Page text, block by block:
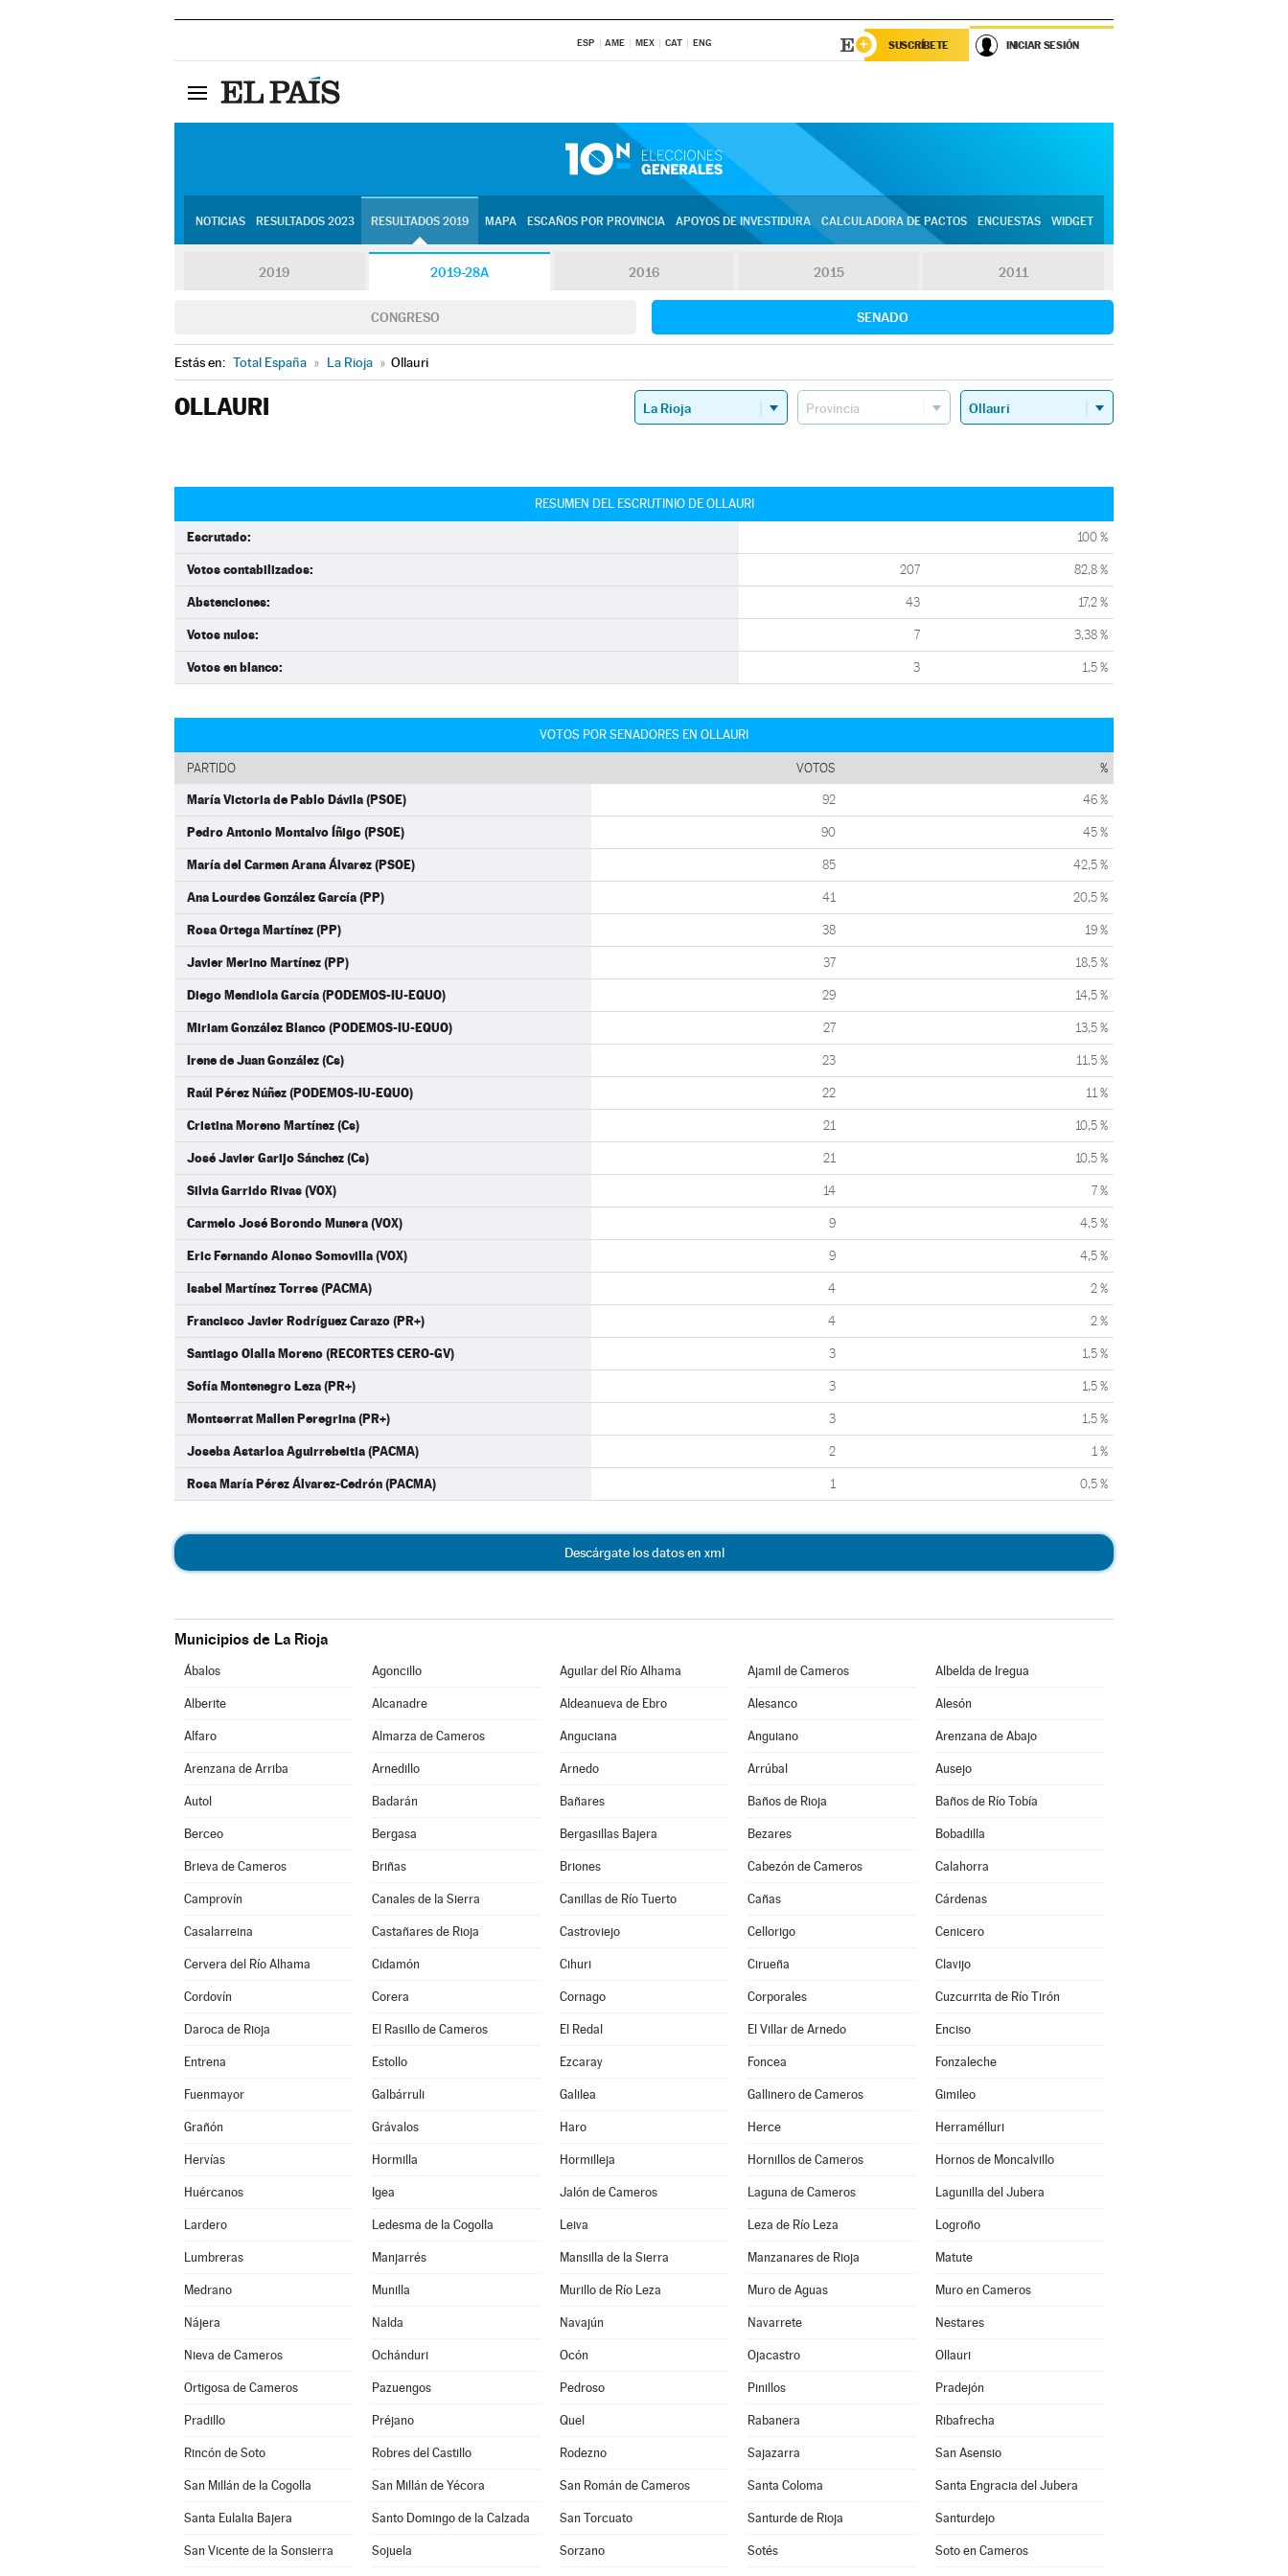
ESP AME MEX CAT ENG SUSCRÍBETE INICIAR SESIÓN
NOTICIAS RESULTADOS 2023 RESULTADOS 2019 MAPA ESCAÑOS POR PROVINCIA APOYOS DE INVESTIDURA CALCULADORA DE PACTOS ENCUESTAS WIDGET
2019 2019-28A 2016 2015 2011
CONGRESO SENADO
Estás en: Total España » La Rioja » Ollauri
OLLAURI
RESUMEN DEL ESCRUTINIO DE OLLAURI
Escrutado: 100 %
Votos contabilizados: 207 82,8 %
Abstenciones: 43 17,2 %
Votos nulos: 7 3,38 %
Votos en blanco: 3 1,5 %
VOTOS POR SENADORES EN OLLAURI
PARTIDO VOTOS %
María Victoria de Pablo Dávila (PSOE) 92 46 %
Pedro Antonio Montalvo Íñigo (PSOE) 90 45 %
María del Carmen Arana Álvarez (PSOE) 85 42,5 %
Ana Lourdes González García (PP) 41 20,5 %
Rosa Ortega Martínez (PP) 38 19 %
Javier Merino Martínez (PP) 37 18,5 %
Diego Mendiola García (PODEMOS-IU-EQUO) 29 14,5 %
Miriam González Blanco (PODEMOS-IU-EQUO) 27 13,5 %
Irene de Juan González (Cs) 23 11,5 %
Raúl Pérez Núñez (PODEMOS-IU-EQUO) 22 11 %
Cristina Moreno Martínez (Cs) 21 10,5 %
José Javier Garijo Sánchez (Cs) 21 10,5 %
Silvia Garrido Rivas (VOX) 14 7 %
Carmelo José Borondo Munera (VOX) 9 4,5 %
Eric Fernando Alonso Somovilla (VOX) 9 4,5 %
Isabel Martínez Torres (PACMA) 4 2 %
Francisco Javier Rodríguez Carazo (PR+) 4 2 %
Santiago Olalla Moreno (RECORTES CERO-GV) 3 1,5 %
Sofía Montenegro Leza (PR+) 3 1,5 %
Montserrat Mallen Peregrina (PR+) 3 1,5 %
Joseba Astarloa Aguirrebeitia (PACMA) 2 1 %
Rosa María Pérez Álvarez-Cedrón (PACMA) 1 0,5 %
Descárgate los datos en xml
Municipios de La Rioja
Ábalos Agoncillo Aguilar del Río Alhama Ajamil de Cameros Albelda de Iregua
Alberite Alcanadre Aldeanueva de Ebro Alesanco Alesón
Alfaro Almarza de Cameros Anguciana Anguiano Arenzana de Abajo
Arenzana de Arriba Arnedillo Arnedo Arrúbal Ausejo
Autol Badarán Bañares Baños de Rioja Baños de Río Tobía
Berceo Bergasa Bergasillas Bajera Bezares Bobadilla
Brieva de Cameros Briñas Briones Cabezón de Cameros Calahorra
Camprovín Canales de la Sierra Canillas de Río Tuerto Cañas Cárdenas
Casalarreina Castañares de Rioja Castroviejo Cellorigo Cenicero
Cervera del Río Alhama Cidamón Cihuri Cirueña Clavijo
Cordovín Corera Cornago Corporales Cuzcurrita de Río Tirón
Daroca de Rioja El Rasillo de Cameros El Redal El Villar de Arnedo Enciso
Entrena Estollo Ezcaray Foncea Fonzaleche
Fuenmayor Galbárruli Galilea Gallinero de Cameros Gimileo
Grañón Grávalos Haro Herce Herramélluri
Hervías Hormilla Hormilleja Hornillos de Cameros Hornos de Moncalvillo
Huércanos Igea Jalón de Cameros Laguna de Cameros Lagunilla del Jubera
Lardero Ledesma de la Cogolla Leiva Leza de Río Leza Logroño
Lumbreras Manjarrés Mansilla de la Sierra Manzanares de Rioja Matute
Medrano Munilla Murillo de Río Leza Muro de Aguas Muro en Cameros
Nájera Nalda Navajún Navarrete Nestares
Nieva de Cameros Ochánduri Ocón Ojacastro Ollauri
Ortigosa de Cameros Pazuengos Pedroso Pinillos Pradejón
Pradillo Préjano Quel Rabanera Ribafrecha
Rincón de Soto Robres del Castillo Rodezno Sajazarra San Asensio
San Millán de la Cogolla San Millán de Yécora San Román de Cameros Santa Coloma Santa Engracia del Jubera
Santa Eulalia Bajera Santo Domingo de la Calzada San Torcuato Santurde de Rioja Santurdejo
San Vicente de la Sonsierra Sojuela Sorzano Sotés Soto en Cameros